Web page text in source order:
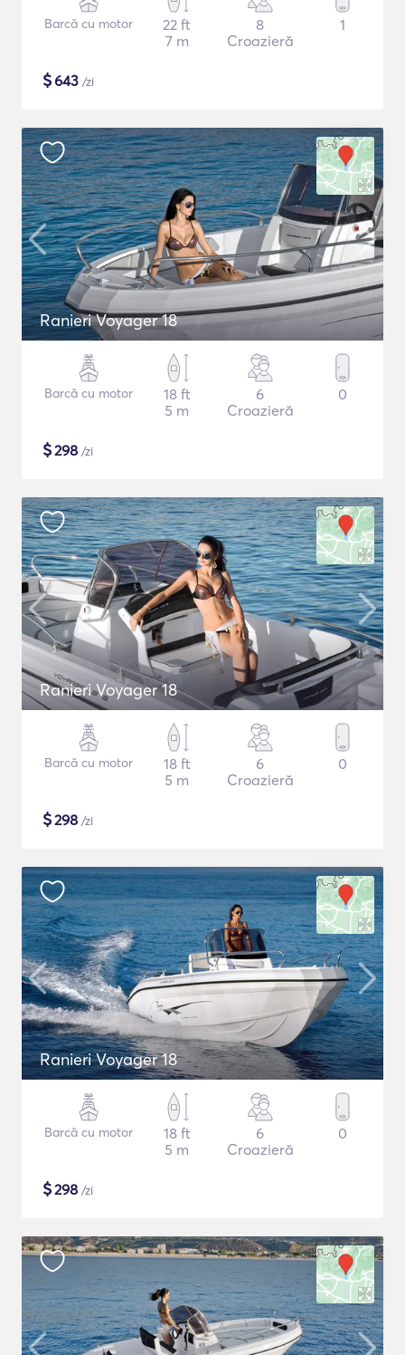
Barcă cu motor
22 ft
7 m
8
Croazieră
1
$643 /zi
Ranieri Voyager 18
Barcă cu motor
18 ft
5 m
6
Croazieră
0
$298 /zi
Ranieri Voyager 18
Barcă cu motor
18 ft
5 m
6
Croazieră
0
$298 /zi
Ranieri Voyager 18
Barcă cu motor
18 ft
5 m
6
Croazieră
0
$298 /zi